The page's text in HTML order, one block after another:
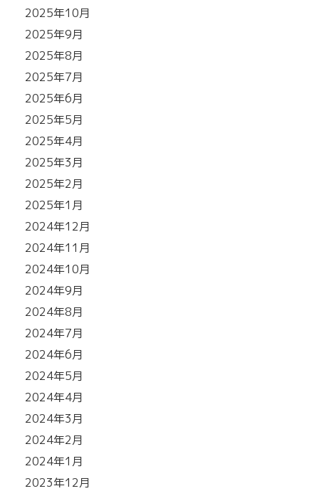
2025年10月
2025年9月
2025年8月
2025年7月
2025年6月
2025年5月
2025年4月
2025年3月
2025年2月
2025年1月
2024年12月
2024年11月
2024年10月
2024年9月
2024年8月
2024年7月
2024年6月
2024年5月
2024年4月
2024年3月
2024年2月
2024年1月
2023年12月